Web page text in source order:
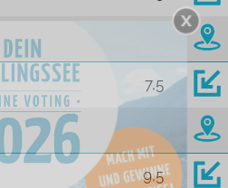
7,5
9,5